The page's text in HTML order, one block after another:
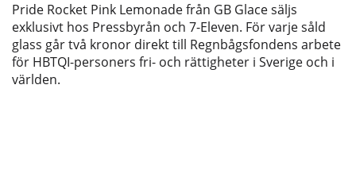
Pride Rocket Pink Lemonade från GB Glace säljs
exklusivt hos Pressbyrån och 7-Eleven. För varje såld
glass går två kronor direkt till Regnbågsfondens arbete
för HBTQI-personers fri- och rättigheter i Sverige och i
världen.